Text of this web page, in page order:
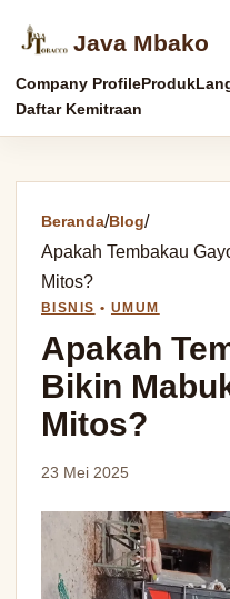
Java Mbako
Company ProfileProduk
Daftar Kemitraan
Beranda/Blog/
Apakah Tembakau
Mitos?
BISNIS • UMUM
Apakah
Bikin
Mitos?
23 Mei 2025